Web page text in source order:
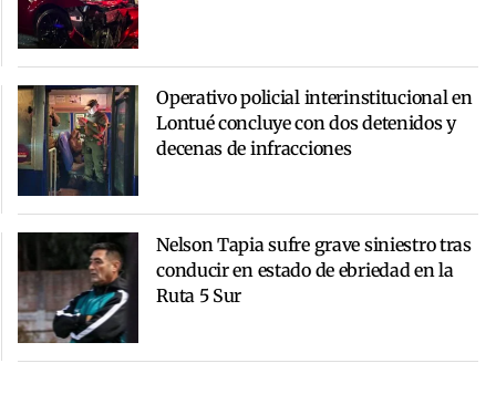
Operativo policial interinstitucional en
Lontué concluye con dos detenidos y
decenas de infracciones
Nelson Tapia sufre grave siniestro tras
conducir en estado de ebriedad en la
Ruta 5 Sur